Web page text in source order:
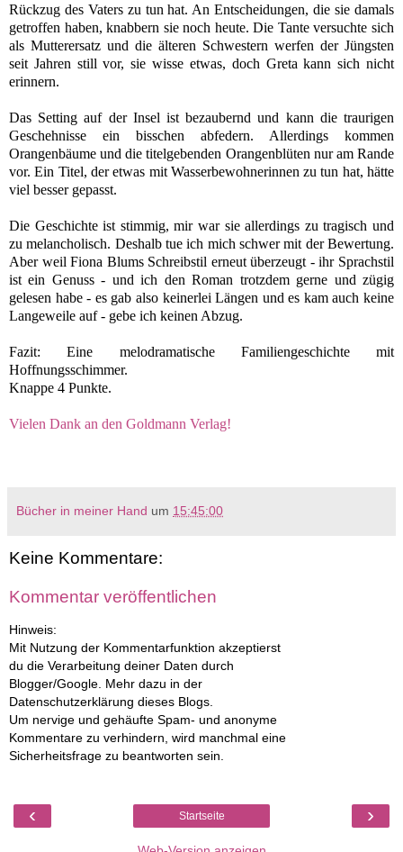
Rückzug des Vaters zu tun hat. An Entscheidungen, die sie damals
getroffen haben, knabbern sie noch heute. Die Tante versuchte sich
als Mutterersatz und die älteren Schwestern werfen der Jüngsten
seit Jahren still vor, sie wisse etwas, doch Greta kann sich nicht
erinnern.
Das Setting auf der Insel ist bezaubernd und kann die traurigen
Geschehnisse ein bisschen abfedern. Allerdings kommen
Orangenbäume und die titelgebenden Orangenblüten nur am Rande
vor. Ein Titel, der etwas mit Wasserbewohnerinnen zu tun hat, hätte
viel besser gepasst.
Die Geschichte ist stimmig, mir war sie allerdings zu tragisch und
zu melancholisch. Deshalb tue ich mich schwer mit der Bewertung.
Aber weilFiona Blums Schreibstil erneut überzeugt - ihr Sprachstil
ist ein Genuss - und ich den Roman trotzdem gerne und zügig
gelesen habe - es gab also keinerlei Längen und es kam auch keine
Langeweile auf - gebe ich keinen Abzug.
Fazit: Eine melodramatische Familiengeschichte mit
Hoffnungsschimmer.
Knappe 4 Punkte.
Vielen Dank an den Goldmann Verlag!
Bücher in meiner Hand um 15:45:00
Keine Kommentare:
Kommentar veröffentlichen
Hinweis:
Mit Nutzung der Kommentarfunktion akzeptierst
du die Verarbeitung deiner Daten durch
Blogger/Google. Mehr dazu in der
Datenschutzerklärung dieses Blogs.
Um nervige und gehäufte Spam- und anonyme
Kommentare zu verhindern, wird manchmal eine
Sicherheitsfrage zu beantworten sein.
‹ ›
Startseite